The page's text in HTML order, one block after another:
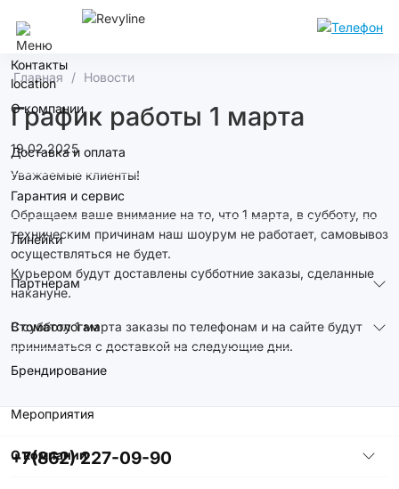
Контакты
О компании
Доставка и оплата
Гарантия и сервис
Линейки
Партнерам
Стоматологам
Брендирование
Мероприятия
+7(862) 227-09-90
Главная Новости
График работы 1 марта
19.02.2025
Уважаемые клиенты!
Обращаем ваше внимание на то, что 1 марта, в субботу, по
техническим причинам наш шоурум не работает, самовывоз
осуществляться не будет.
Курьером будут доставлены субботние заказы, сделанные
накануне.
В субботу 1 марта заказы по телефонам и на сайте будут
приниматься с доставкой на следующие дни.
О компании